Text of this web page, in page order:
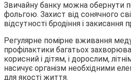
Звичайну банку можна обернути
фольгою. Захист від сонячного
відсутності бродіння і закисання
Регулярне помірне вживання
профілактики багатьох
корисний і дітям, і дорослим,
насичує організм необхідними
для якості життя.